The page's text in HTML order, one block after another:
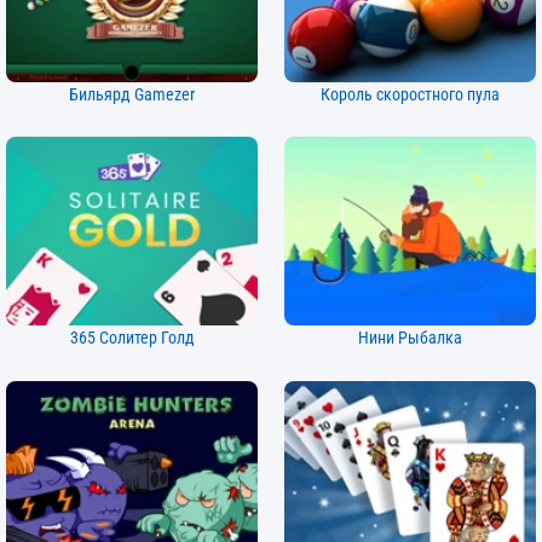
Бильярд Gamezer Король скоростного пула
365 Солитер Голд Нини Рыбалка